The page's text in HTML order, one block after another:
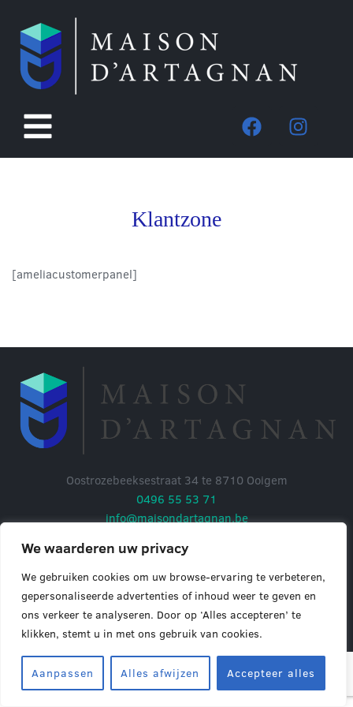
We waarderen uw privacy
We gebruiken cookies om uw browse-ervaring te verbeteren,
gepersonaliseerde advertenties of inhoud weer te geven en
ons verkeer te analyseren. Door op ‘Alles accepteren’ te
klikken, stemt u in met ons gebruik van cookies.
Aanpassen Alles afwijzen Accepteer alles
Klantzone
[ameliacustomerpanel]
Oostrozebeeksestraat 34 te 8710 Ooigem
0496 55 53 71
info@maisondartagnan.be
ON: BTW BE 0628.907.022
Privacy policy| Powered byExpertmedia